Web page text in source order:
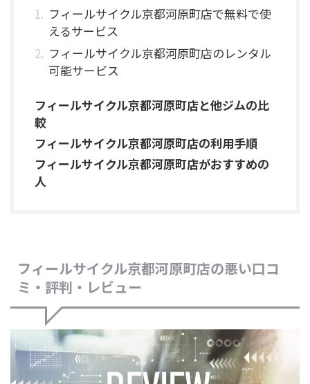
フィールサイクル京都河原町店で無料で使
えるサービス
フィールサイクル京都河原町店のレンタル
可能サービス
フィールサイクル京都河原町店と他ジムの比
較
フィールサイクル京都河原町店の利用手順
フィールサイクル京都河原町店がおすすめの
人
フィールサイクル京都河原町店の悪い口コ
ミ・評判・レビュー